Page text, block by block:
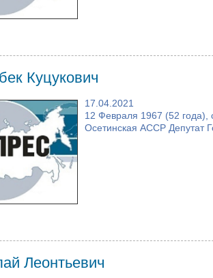
Куцукович
17.04.2021
12 Февраля 1967 (52
Осетинская АССР Депутат
Леонтьевич